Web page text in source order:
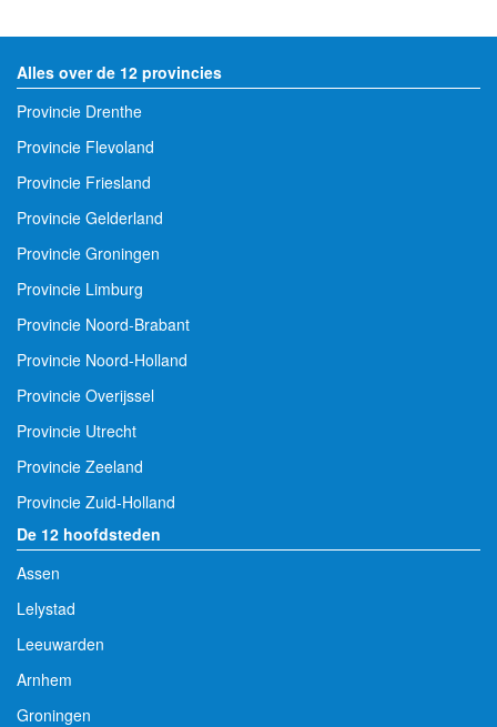
Alles over de 12 provincies
Provincie Drenthe
Provincie Flevoland
Provincie Friesland
Provincie Gelderland
Provincie Groningen
Provincie Limburg
Provincie Noord-Brabant
Provincie Noord-Holland
Provincie Overijssel
Provincie Utrecht
Provincie Zeeland
Provincie Zuid-Holland
De 12 hoofdsteden
Assen
Lelystad
Leeuwarden
Arnhem
Groningen